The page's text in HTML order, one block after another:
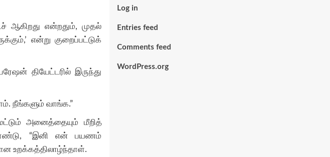
ஆகிறது என்றதும், முதல்
என்று குறைப்பட்டுக்
தியேட்டரில் இருந்து
நீங்களும் வாங்க.”
அனைத்தையும் மீறித்
“இனி என் பயணம்
உறக்கத்திலாழ்ந்தாள்.
Log in
Entries feed
Comments feed
WordPress.org